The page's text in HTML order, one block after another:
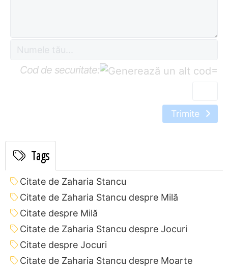
Cod de securitate: =
Trimite
Tags
Citate de Zaharia Stancu
Citate de Zaharia Stancu despre Milă
Citate despre Milă
Citate de Zaharia Stancu despre Jocuri
Citate despre Jocuri
Citate de Zaharia Stancu despre Moarte